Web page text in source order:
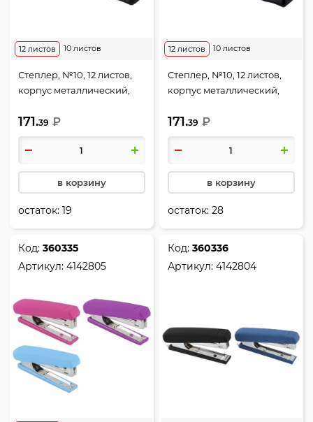
10 листов
12 листов
Степлер, №10, 12 листов,
корпус металлический,
бордовый, deVENTE,
4142335
171.39 ₽
в корзину
остаток:19
10 листов
12 листов
Степлер, №10, 12 листов,
корпус металлический,
Liquid Metal, deVENTE,
4142337
171.39 ₽
в корзину
остаток:28
Код:360335
Артикул:4142805
Код:360336
Артикул:4142804